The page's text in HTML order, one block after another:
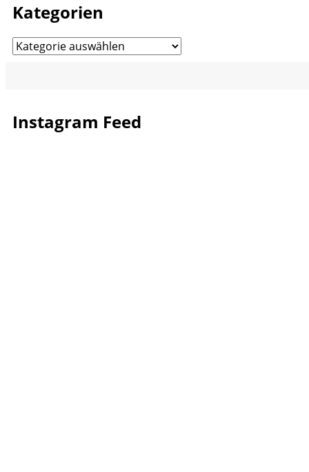
Kategorien
Kategorien
Instagram Feed